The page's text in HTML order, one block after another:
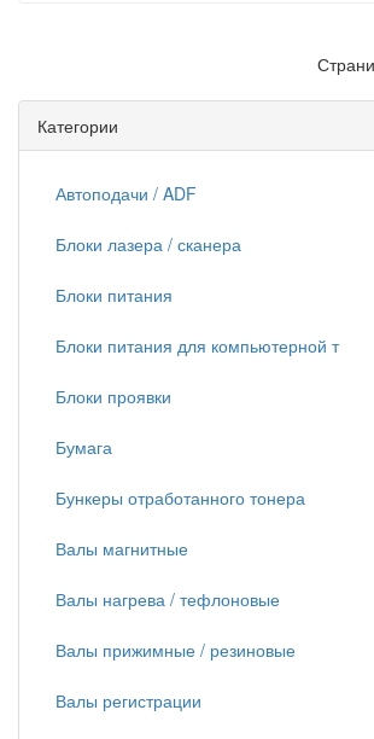
Категории
Автоподачи / ADF
Блоки лазера / сканера
Блоки питания
Блоки питания для компьютерной т
Блоки проявки
Бумага
Бункеры отработанного тонера
Валы магнитные
Валы нагрева / тефлоновые
Валы прижимные / резиновые
Валы регистрации